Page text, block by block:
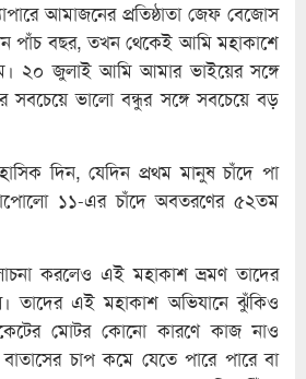
আমাজনের প্রতিষ্ঠাতা জেফ বেজোস
পাঁচ বছর, তখন থেকেই আমি মহাকাশে
২০ জুলাই আমি আমার ভাইয়ের সঙ্গে
সবচেয়ে ভালো বন্ধুর সঙ্গে সবচেয়ে বড়
দিন, যেদিন প্রথম মানুষ চাঁদে পা
১১-এর চাঁদে অবতরণের ৫২তম
করলেও এই মহাকাশ ভ্রমণ তাদের
তাদের এই মহাকাশ অভিযানে ঝুঁকিও
মোটর কোনো কারণে কাজ নাও
চাপ কমে যেতে পারে পারে বা